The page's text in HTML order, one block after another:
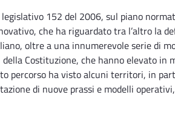
legislativo 152 del 2006, sul piano
che ha riguardato tra l’altro la
oltre a una innumerevole serie di
Costituzione, che hanno elevato in
percorso ha visto alcuni territori, in
di nuove prassi e modelli